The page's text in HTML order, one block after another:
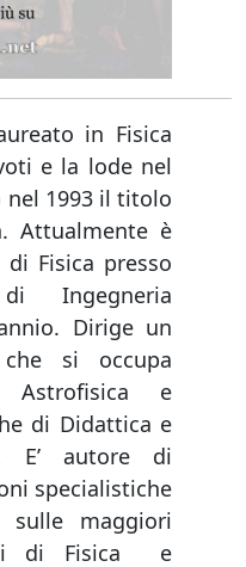
in Fisica
e la lode nel
nel 1993 il titolo
Attualmente è
Fisica presso
Ingegneria
Dirige un
si occupa
Astrofisica e
di Didattica e
E’ autore di
specialistiche
sulle maggiori
di Fisica e